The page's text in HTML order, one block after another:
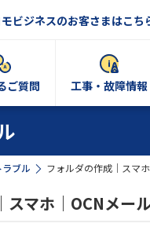
ビジネスのお客さまはこち
ご質問 工事・故障情報
ブル フォルダの作成｜スマ
スマホ｜OCNメー